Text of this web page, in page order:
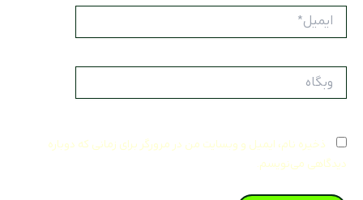
ایمیل*
ذخیره نام، ایمیل و وبسایت من در مرورگر برای زمانی که دوباره
دیدگاهی می‌نویسم.